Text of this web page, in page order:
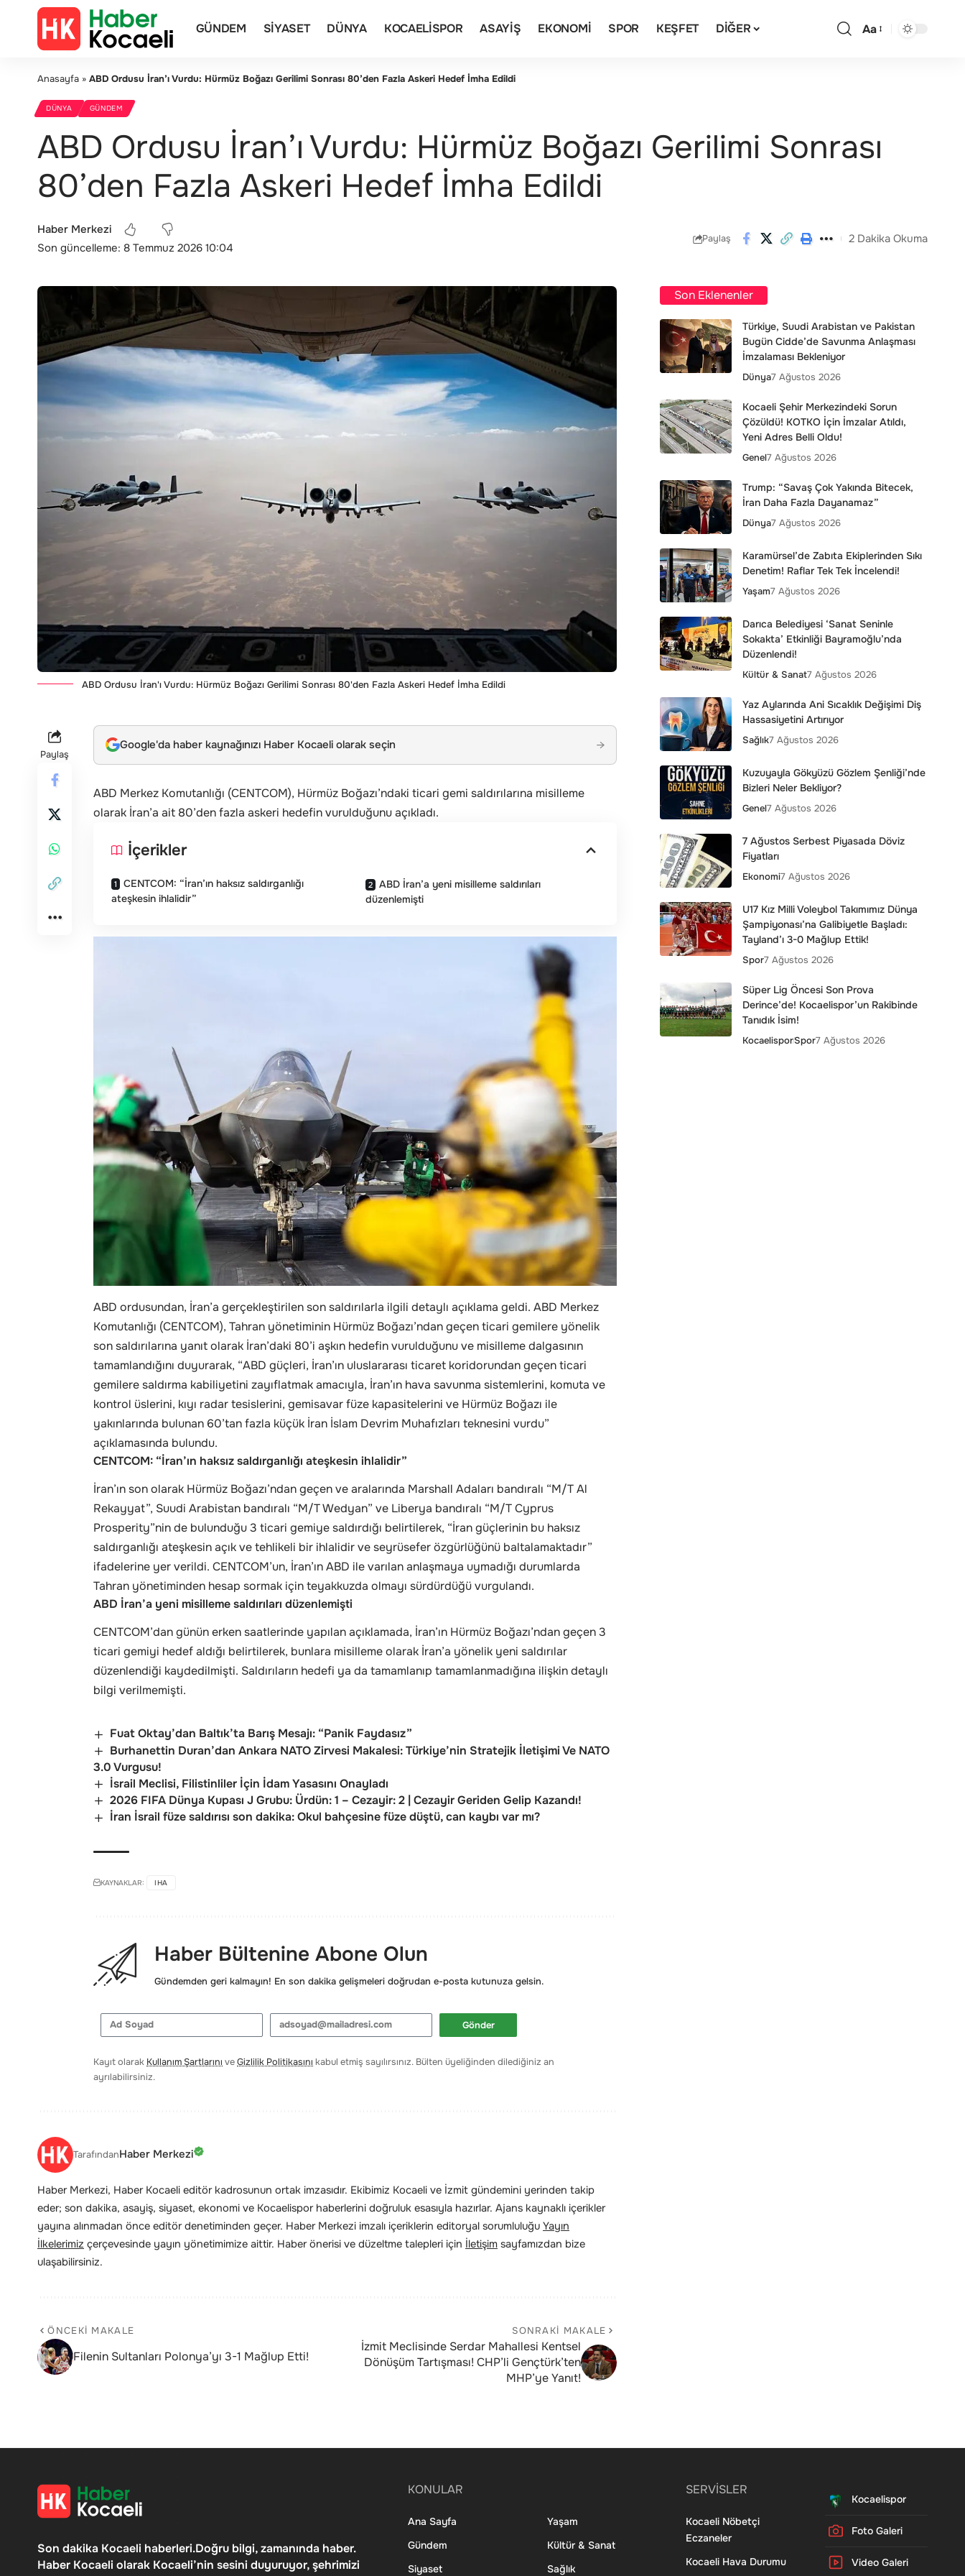
GÜNDEM SIYASET DÜNYA KOCAELISPOR ASAYIŞ EKONOMI SPOR KEŞFET DIĞER Aa
Anasayfa » ABD Ordusu İran’ı Vurdu: Hürmüz Boğazı Gerilimi Sonrası 80’den Fazla Askeri Hedef İmha Edildi
DÜNYA GÜNDEM
ABD Ordusu İran’ı Vurdu: Hürmüz Boğazı Gerilimi Sonrası
80’den Fazla Askeri Hedef İmha Edildi
Son güncelleme: 8 Temmuz 2026 10:04
Haber Merkezi
Paylaş 2 Dakika Okuma
ABD Ordusu İran'ı Vurdu: Hürmüz Boğazı Gerilimi Sonrası 80'den Fazla Askeri Hedef İmha Edildi
Paylaş
Google'da haber kaynağınızı Haber Kocaeli olarak seçin →
ABD Merkez Komutanlığı (CENTCOM), Hürmüz Boğazı’ndaki ticari gemi saldırılarına misilleme
olarak İran’a ait 80’den fazla askeri hedefin vurulduğunu açıkladı.
İçerikler
CENTCOM: “İran’ın haksız saldırganlığı
ateşkesin ihlalidir”
ABD İran’a yeni misilleme saldırıları
düzenlemişti
ABD ordusundan, İran’a gerçekleştirilen son saldırılarla ilgili detaylı açıklama geldi. ABD Merkez
Komutanlığı (CENTCOM), Tahran yönetiminin Hürmüz Boğazı’ndan geçen ticari gemilere yönelik
son saldırılarına yanıt olarak İran’daki 80’i aşkın hedefin vurulduğunu ve misilleme dalgasının
tamamlandığını duyurarak, “ABD güçleri, İran’ın uluslararası ticaret koridorundan geçen ticari
gemilere saldırma kabiliyetini zayıflatmak amacıyla, İran’ın hava savunma sistemlerini, komuta ve
kontrol üslerini, kıyı radar tesislerini, gemisavar füze kapasitelerini ve Hürmüz Boğazı ile
yakınlarında bulunan 60’tan fazla küçük İran İslam Devrim Muhafızları teknesini vurdu”
açıklamasında bulundu.
CENTCOM: “İran’ın haksız saldırganlığı ateşkesin ihlalidir”
İran’ın son olarak Hürmüz Boğazı’ndan geçen ve aralarında Marshall Adaları bandıralı “M/T Al
Rekayyat”, Suudi Arabistan bandıralı “M/T Wedyan” ve Liberya bandıralı “M/T Cyprus
Prosperity”nin de bulunduğu 3 ticari gemiye saldırdığı belirtilerek, “İran güçlerinin bu haksız
saldırganlığı ateşkesin açık ve tehlikeli bir ihlalidir ve seyrüsefer özgürlüğünü baltalamaktadır”
ifadelerine yer verildi. CENTCOM’un, İran’ın ABD ile varılan anlaşmaya uymadığı durumlarda
Tahran yönetiminden hesap sormak için teyakkuzda olmayı sürdürdüğü vurgulandı.
ABD İran’a yeni misilleme saldırıları düzenlemişti
CENTCOM’dan günün erken saatlerinde yapılan açıklamada, İran’ın Hürmüz Boğazı’ndan geçen 3
ticari gemiyi hedef aldığı belirtilerek, bunlara misilleme olarak İran’a yönelik yeni saldırılar
düzenlendiği kaydedilmişti. Saldırıların hedefi ya da tamamlanıp tamamlanmadığına ilişkin detaylı
bilgi verilmemişti.
Fuat Oktay’dan Baltık’ta Barış Mesajı: “Panik Faydasız”
Burhanettin Duran’dan Ankara NATO Zirvesi Makalesi: Türkiye’nin Stratejik İletişimi Ve NATO
3.0 Vurgusu!
İsrail Meclisi, Filistinliler İçin İdam Yasasını Onayladı
2026 FIFA Dünya Kupası J Grubu: Ürdün: 1 – Cezayir: 2 | Cezayir Geriden Gelip Kazandı!
İran İsrail füze saldırısı son dakika: Okul bahçesine füze düştü, can kaybı var mı?
KAYNAKLAR: IHA
Haber Bültenine Abone Olun
Gündemden geri kalmayın! En son dakika gelişmeleri doğrudan e-posta kutunuza gelsin.
Gönder
Kayıt olarak Kullanım Şartlarını veGizlilik Politikasını kabul etmiş sayılırsınız. Bülten üyeliğinden dilediğiniz an
ayrılabilirsiniz.
TarafındanHaber Merkezi
Haber Merkezi, Haber Kocaeli editör kadrosunun ortak imzasıdır. Ekibimiz Kocaeli ve İzmit gündemini yerinden takip
eder; son dakika, asayiş, siyaset, ekonomi ve Kocaelispor haberlerini doğruluk esasıyla hazırlar. Ajans kaynaklı içerikler
yayına alınmadan önce editör denetiminden geçer. Haber Merkezi imzalı içeriklerin editoryal sorumluluğu Yayın
İlkelerimiz çerçevesinde yayın yönetimimize aittir. Haber önerisi ve düzeltme talepleri için İletişim sayfamızdan bize
ulaşabilirsiniz.
ÖNCEKI MAKALE
Filenin Sultanları Polonya’yı 3-1 Mağlup Etti!
SONRAKI MAKALE
İzmit Meclisinde Serdar Mahallesi Kentsel
Dönüşüm Tartışması! CHP’li Gençtürk’ten
MHP’ye Yanıt!
Son Eklenenler
Türkiye, Suudi Arabistan ve Pakistan
Bugün Cidde’de Savunma Anlaşması
İmzalaması Bekleniyor
Dünya7 Ağustos 2026
Kocaeli Şehir Merkezindeki Sorun
Çözüldü! KOTKO İçin İmzalar Atıldı,
Yeni Adres Belli Oldu!
Genel7 Ağustos 2026
Trump: “Savaş Çok Yakında Bitecek,
İran Daha Fazla Dayanamaz”
Dünya7 Ağustos 2026
Karamürsel’de Zabıta Ekiplerinden Sıkı
Denetim! Raflar Tek Tek İncelendi!
Yaşam7 Ağustos 2026
Darıca Belediyesi ‘Sanat Seninle
Sokakta’ Etkinliği Bayramoğlu’nda
Düzenlendi!
Kültür & Sanat7 Ağustos 2026
Yaz Aylarında Ani Sıcaklık Değişimi Diş
Hassasiyetini Artırıyor
Sağlık7 Ağustos 2026
Kuzuyayla Gökyüzü Gözlem Şenliği’nde
Bizleri Neler Bekliyor?
Genel7 Ağustos 2026
7 Ağustos Serbest Piyasada Döviz
Fiyatları
Ekonomi7 Ağustos 2026
U17 Kız Milli Voleybol Takımımız Dünya
Şampiyonası’na Galibiyetle Başladı:
Tayland’ı 3-0 Mağlup Ettik!
Spor7 Ağustos 2026
Süper Lig Öncesi Son Prova
Derince’de! Kocaelispor’un Rakibinde
Tanıdık İsim!
KocaelisporSpor7 Ağustos 2026
Son dakika Kocaeli haberleri.Doğru bilgi, zamanında haber.
Haber Kocaeli olarak Kocaeli’nin sesini duyuruyor, şehrimizi
KONULAR
Ana Sayfa
Gündem
Siyaset
Yaşam
Kültür & Sanat
Sağlık
SERVİSLER
Kocaeli Nöbetçi
Eczaneler
Kocaeli Hava Durumu
Kocaelispor
Foto Galeri
Video Galeri